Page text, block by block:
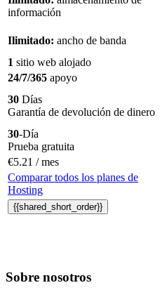
información
Ilimitado: ancho de banda
1 sitio web alojado
24/7/365 apoyo
30 Días
Garantía de devolución de dinero
30-Día
Prueba gratuita
€5.21 / mes
Comparar todos los planes de
Hosting
{{shared_short_order}}
Sobre nosotros